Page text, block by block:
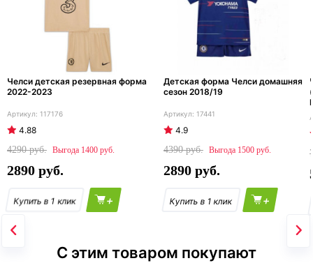
Челси детская резервная форма
2022-2023
117176
4.88
4290
1400
2890
+
Детская форма Челси домашняя
сезон 2018/19
17441
4.9
4390
1500
2890
+
С этим товаром покупают